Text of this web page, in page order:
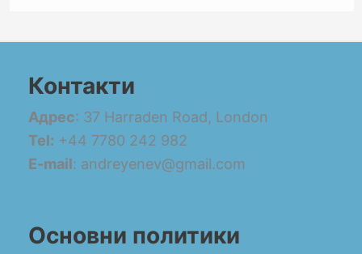
Контакти
Адрес: 37 Harraden Road, London
Tel: +44 7780 242 982
E-mail: andreyenev@gmail.com
Основни политики